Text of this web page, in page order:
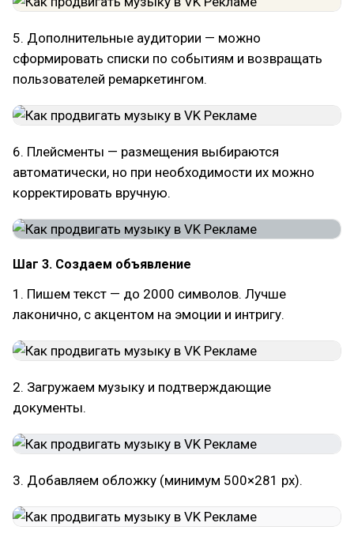
5. Дополнительные аудитории — можно
сформировать списки по событиям и возвращать
пользователей ремаркетингом.
6. Плейсменты — размещения выбираются
автоматически, но при необходимости их можно
корректировать вручную.
Шаг 3. Создаем объявление
1. Пишем текст — до 2000 символов. Лучше
лаконично, с акцентом на эмоции и интригу.
2. Загружаем музыку и подтверждающие
документы.
3. Добавляем обложку (минимум 500×281 px).